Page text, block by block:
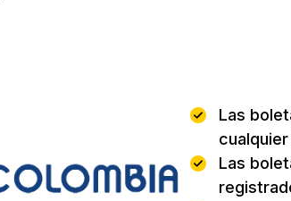
Las
Las